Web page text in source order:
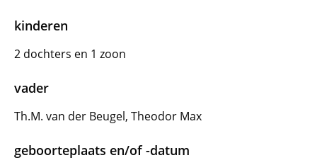
kinderen
2 dochters en 1 zoon
vader
Th.M. van der Beugel, Theodor Max
geboorteplaats en/of -datum